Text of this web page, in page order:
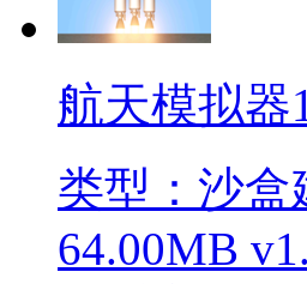
航天模拟器
类型：沙盒
64.00MB